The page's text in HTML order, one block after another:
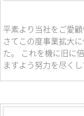
平素より当社をご愛
さてこの度事業拡大
た。 これを機に旧に
ますよう努力を尽く